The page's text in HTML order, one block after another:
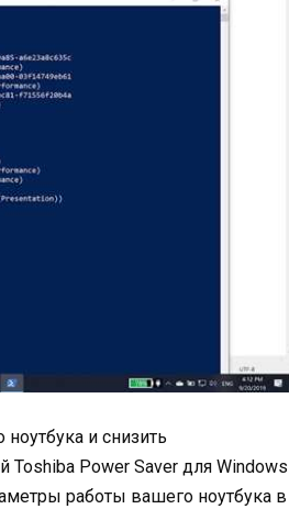
и снизить
Power Saver для Windows
работы вашего ноутбука в